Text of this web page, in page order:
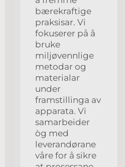
bærekraftige
praksisar. Vi
fokuserer på å
bruke
miljøvennlige
metodar og
materialar
under
framstillinga av
apparata. Vi
samarbeider
òg med
leverandørane
våre for å sikre